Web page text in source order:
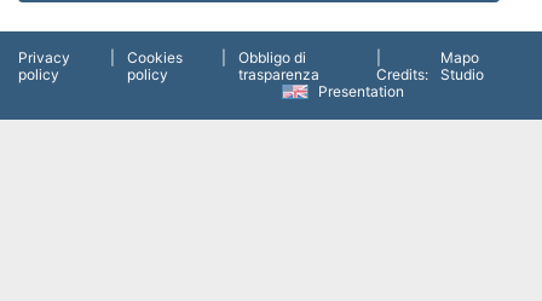
Privacy
policy
Cookies
policy
Obbligo di
trasparenza
Credits:
Mapo
Studio
Presentation